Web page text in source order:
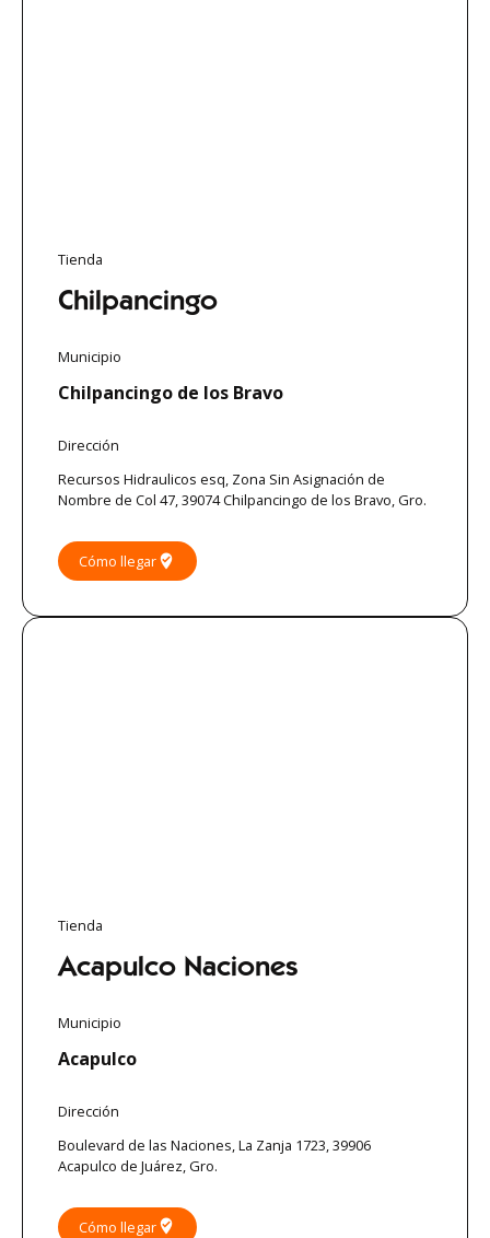
Tienda
Chilpancingo
Municipio
Chilpancingo de los Bravo
Dirección
Recursos Hidraulicos esq, Zona Sin Asignación de
Nombre de Col 47, 39074 Chilpancingo de los Bravo, Gro.
Cómo llegarwhere_to_vote
Tienda
Acapulco Naciones
Municipio
Acapulco
Dirección
Boulevard de las Naciones, La Zanja 1723, 39906
Acapulco de Juárez, Gro.
Cómo llegarwhere_to_vote